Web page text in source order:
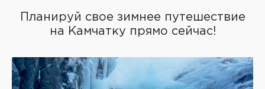
Планируй свое зимнее путешествие
на Камчатку прямо сейчас!